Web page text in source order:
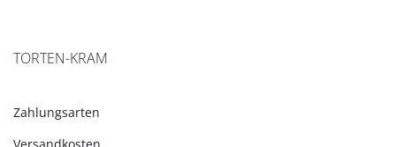
TORTEN-KRAM
Zahlungsarten